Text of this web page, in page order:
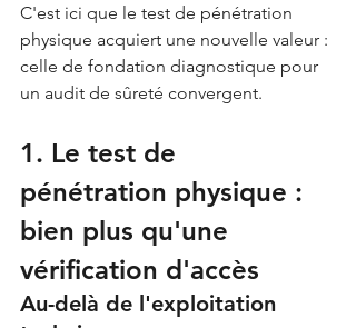
C'est ici que le test de pénétration
physique acquiert une nouvelle valeur :
celle de fondation diagnostique pour
un audit de sûreté convergent.
1. Le test de
pénétration physique :
bien plus qu'une
vérification d'accès
Au-delà de l'exploitation